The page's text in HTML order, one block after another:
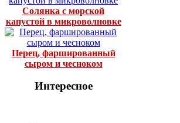
Солянка с морской
капустой в микроволновке
Перец, фаршированный
сыром и чесноком
Интересное